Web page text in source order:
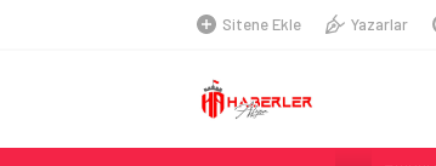
Sitene Ekle Yazarlar